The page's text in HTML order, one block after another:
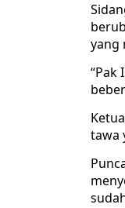
yang
“Pak
tawa